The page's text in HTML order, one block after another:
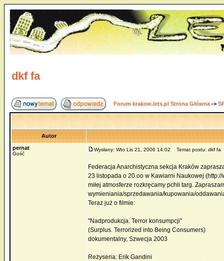
dkf fa
Forum krakow.lets.pl Strona Główna ->
Autor
pernat
Gość
Wysłany: Wto Lis 21, 2006 14:02 Temat postu: dkf fa
Federacja Anarchistyczna sekcja Kraków
23 listopada o 20.oo w Kawiarni Naukowej
miłej atmosferze rozkręcamy pchli targ.
wymieniania/sprzedawania/kupowania/
Teraz już o filmie:
"Nadprodukcja. Terror konsumpcji"
(Surplus. Terrorized into Being Consumers)
dokumentalny, Szwecja 2003
Reżyseria: Erik Gandini